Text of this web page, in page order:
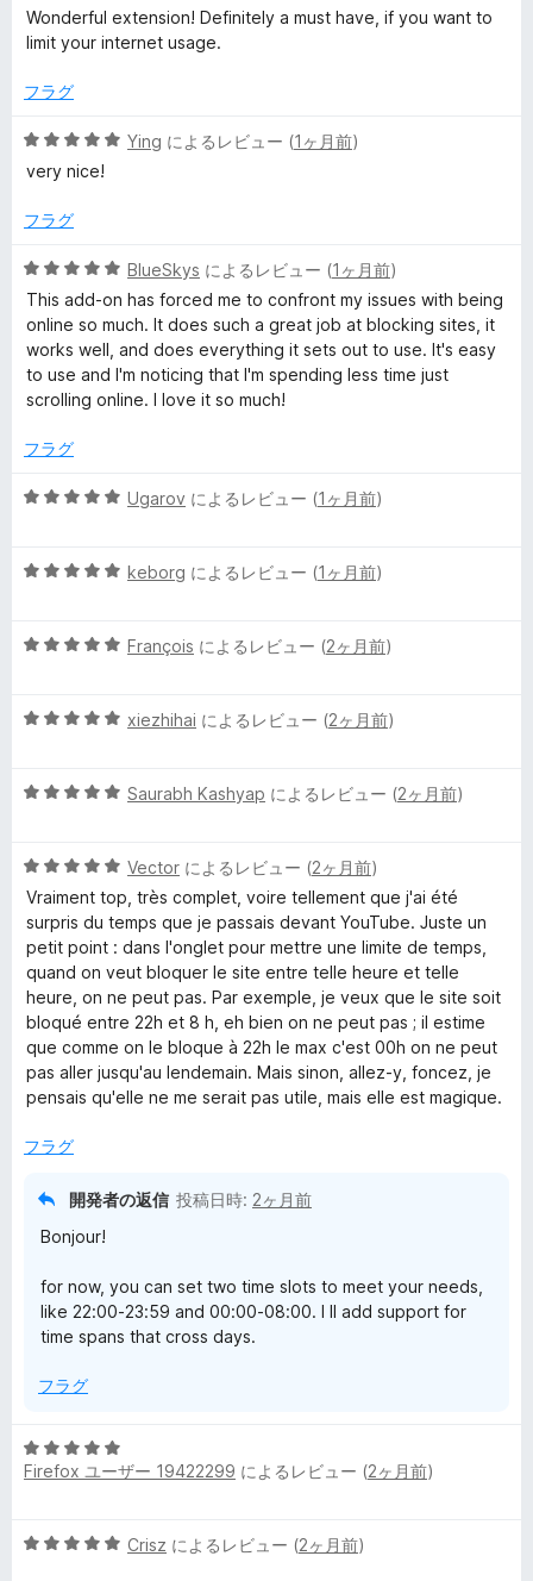
5
の
価
段
階
5
評
Wonderful extension! Definitely a must have, if you want to
limit your internet usage.
フラグ
5
段
中
の
評
Ying によるレビュー (1ヶ月前)
very nice!
フラグ
5
段
階
中
5
の
価
BlueSkys によるレビュー (1ヶ月前)
This add-on has forced me to confront my issues with being
online so much. It does such a great job at blocking sites, it
works well, and does everything it sets out to use. It's easy
to use and I'm noticing that I'm spending less time just
scrolling online. I love it so much!
フラグ
5
中
評
Ugarov によるレビュー (1ヶ月前)
5
中
評
keborg によるレビュー (1ヶ月前)
5
中
評
François によるレビュー (2ヶ月前)
5
中
評
価
xiezhihai によるレビュー (2ヶ月前)
5
中
5
の
評
価
Saurabh Kashyap によるレビュー (2ヶ月前)
5
段
階
中
5
の
評
価
Vector によるレビュー (2ヶ月前)
Vraiment top, très complet, voire tellement que j'ai été
surpris du temps que je passais devant YouTube. Juste un
petit point : dans l'onglet pour mettre une limite de temps,
quand on veut bloquer le site entre telle heure et telle
heure, on ne peut pas. Par exemple, je veux que le site soit
bloqué entre 22h et 8 h, eh bien on ne peut pas ; il estime
que comme on le bloque à 22h le max c'est 00h on ne peut
pas aller jusqu'au lendemain. Mais sinon, allez-y, foncez, je
pensais qu'elle ne me serait pas utile, mais elle est magique.
フラグ
開発者の返信 投稿日時: 2ヶ月前
Bonjour!
for now, you can set two time slots to meet your needs,
like 22:00-23:59 and 00:00-08:00. I ll add support for
time spans that cross days.
フラグ
5
段
5
Firefox ユーザー 19422299 によるレビュー (2ヶ月前)
5
Crisz によるレビュー (2ヶ月前)